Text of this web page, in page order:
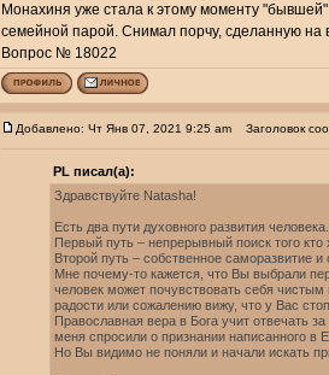
Монахиня уже стала к этому моменту
семейной парой. Снимал порчу, сделанную на
Вопрос № 18022
Добавлено: Чт Янв 07, 2021 9:25 am Заголовок
PL писал(а):
Здравствуйте Natasha!
Есть два пути духовного развития человека.
Первый путь – непрерывный поиск того кто
Второй путь – собственное саморазвитие
Мне почему-то кажется, что Вы выбрали
человек может почувствовать себя
радости или сожалению вижу, что у Вас
Православная вера в Бога учит отвечать
меня спросили о признании написанного в
Но Вы видимо не поняли и начали искать